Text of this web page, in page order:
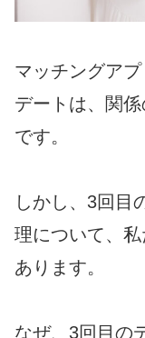
マッチングア
デートは、関
です。
しかし、3回目
理について、
あります。
なぜ、3回目の